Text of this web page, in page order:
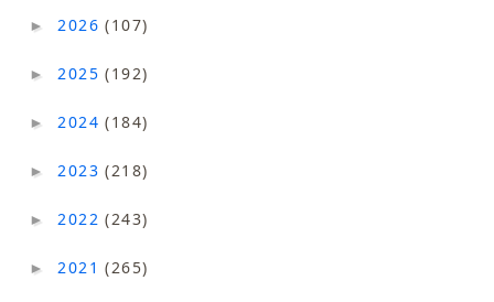
► 2026(107)
► 2025(192)
► 2024(184)
► 2023(218)
► 2022(243)
► 2021(265)